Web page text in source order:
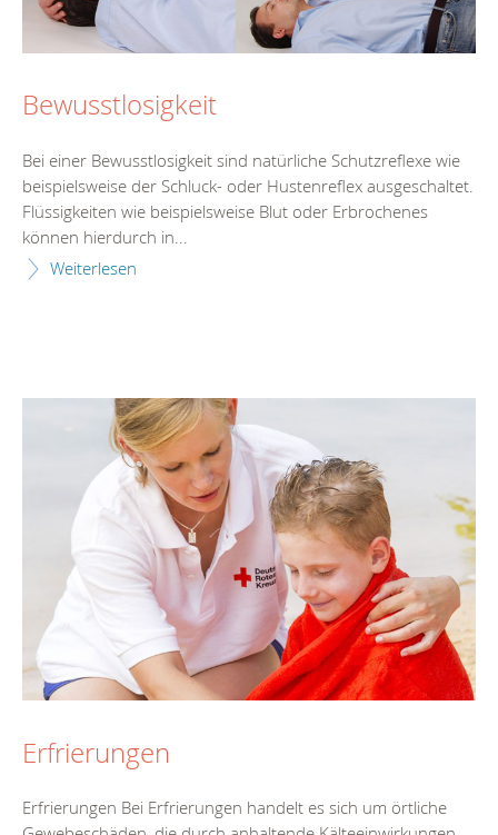
Bewusstlosigkeit
Bei einer Bewusstlosigkeit sind natürliche Schutzreflexe wie
beispielsweise der Schluck- oder Hustenreflex ausgeschaltet.
Flüssigkeiten wie beispielsweise Blut oder Erbrochenes
können hierdurch in...
Weiterlesen
Erfrierungen
Erfrierungen Bei Erfrierungen handelt es sich um örtliche